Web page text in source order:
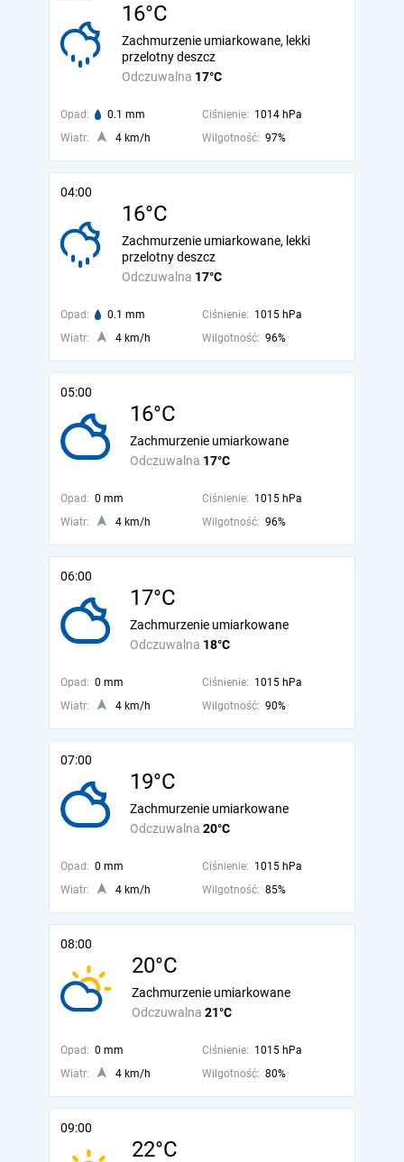
16°C
Odczuwalna 17°C
Zachmurzenie umiarkowane, lekki
przelotny deszcz
Opad: 0.1 mm Ciśnienie: 1014 hPa
Wiatr:
4 km/h Wilgotność: 97%
04:00
16°C
Odczuwalna 17°C
Zachmurzenie umiarkowane, lekki
przelotny deszcz
Opad: 0.1 mm Ciśnienie: 1015 hPa
Wiatr:
4 km/h Wilgotność: 96%
05:00
16°C
Odczuwalna 17°C
Zachmurzenie umiarkowane
Opad: 0 mm Ciśnienie: 1015 hPa
Wiatr:
4 km/h Wilgotność: 96%
06:00
17°C
Odczuwalna 18°C
Zachmurzenie umiarkowane
Opad: 0 mm Ciśnienie: 1015 hPa
Wiatr:
4 km/h Wilgotność: 90%
07:00
19°C
Odczuwalna 20°C
Zachmurzenie umiarkowane
Opad: 0 mm Ciśnienie: 1015 hPa
Wiatr:
4 km/h Wilgotność: 85%
08:00
20°C
Odczuwalna 21°C
Zachmurzenie umiarkowane
Opad: 0 mm Ciśnienie: 1015 hPa
Wiatr:
4 km/h Wilgotność: 80%
09:00
22°C